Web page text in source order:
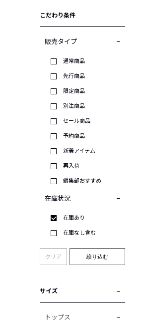
こだわり条件
販売タイプ
通常商品
先行商品
限定商品
別注商品
セール商品
予約商品
新着アイテム
再入荷
編集部おすすめ
在庫状況
在庫あり
在庫なし含む
クリア 絞り込む
サイズ
トップス